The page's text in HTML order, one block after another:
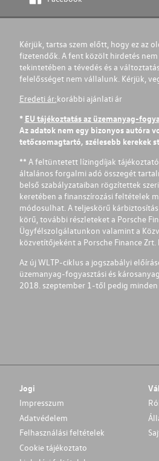
Kérjük, tartsa szem előtt, hogy ez az
fizetendők. A fent közölt hirdetés
tekintetében a tévedés és a
felelősséget nem vállalunk. Kérjük,
Eredeti ár:korábbi ajánlati ár
* EU tájékoztatás az üzemanyag-
Az adatok nem egy bizonyos autóra
tetőcsomagtartó, szélesebb kerekek
** A feltüntetett lízingdíjak
általános forgalmi adó összegét
belső szabályzataiban rögzítettek
keretében a finanszírozási feltételek
módosulhat. A teljeskörű
körű, további részleteket a Porsche
Ügyfélszolgálatunkon valamint a
közvetítőjeként a Porsche Finance
Az új WLTP-ciklus a jogszabályi
üzemanyag-fogyasztási és
2018. szeptember 1-től pedig
Jogi
Impresszum
Adatvédelem
Felhasználási feltételek
Cookie tájékoztato